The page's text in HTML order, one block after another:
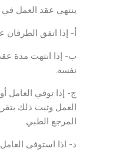
ينتهي عقد العمل في
أ- إذا اتفق الطرفان
ب- إذا انتهت مدة
نفسه.
ج- إذا توفي العامل
العمل وثبت ذلك
المرجع الطبي.
د- اذا استوفى